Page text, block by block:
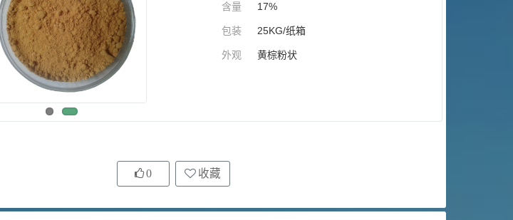
含量 17%
包装 25KG/纸箱
外观 黄棕粉状
0 收藏